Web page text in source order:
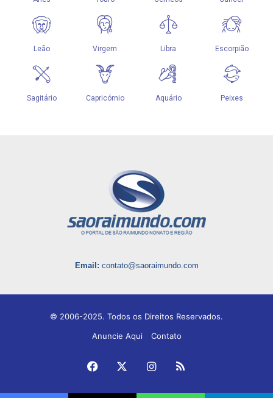
Email: contato@saoraimundo.com
© 2006-2025. Todos os Direitos Reservados.
Anuncie Aqui
Contato
Facebook Instagram
RSS